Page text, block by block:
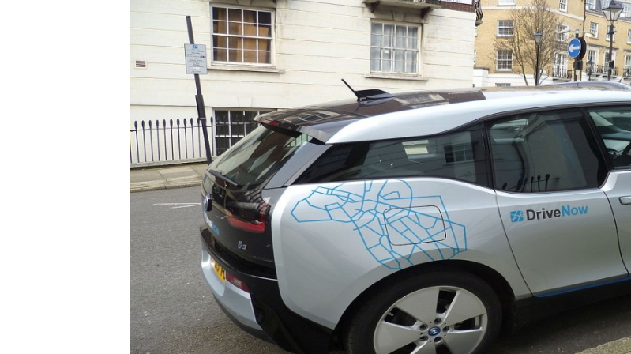
Gedragsverandering
Influencer marketing
Interne communicatie
Purpose
Reputatie &